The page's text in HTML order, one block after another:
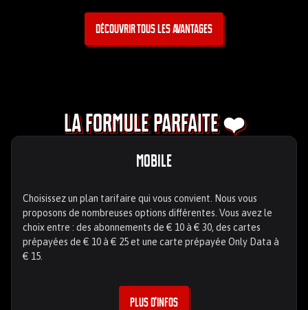
Découvrir tous les avantages
La formule parfaite ❤️
Mobile
Choisissez un plan tarifaire qui vous convient. Nous vous
proposons de nombreuses options différentes. Vous avez le
choix entre : des abonnements de € 10 à € 30, des cartes
prépayées de € 10 à € 25 et une carte prépayée Only Data à
€ 15.
Plus d’infos